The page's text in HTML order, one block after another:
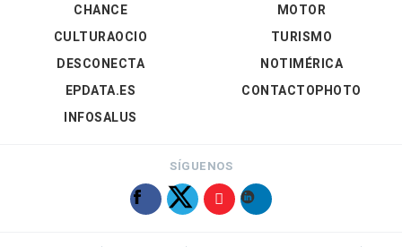
CHANCE
CULTURAOCIO
DESCONECTA
EPDATA.ES
INFOSALUS
MOTOR
TURISMO
NOTIMÉRICA
CONTACTOPHOTO
SÍGUENOS